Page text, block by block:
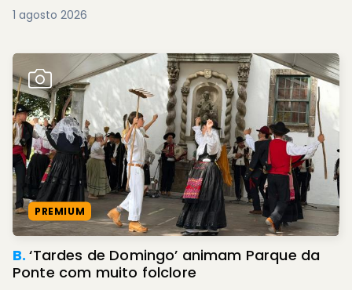
1 agosto 2026
PREMIUM
B.‘Tardes de Domingo’ animam Parque da
Ponte com muito folclore